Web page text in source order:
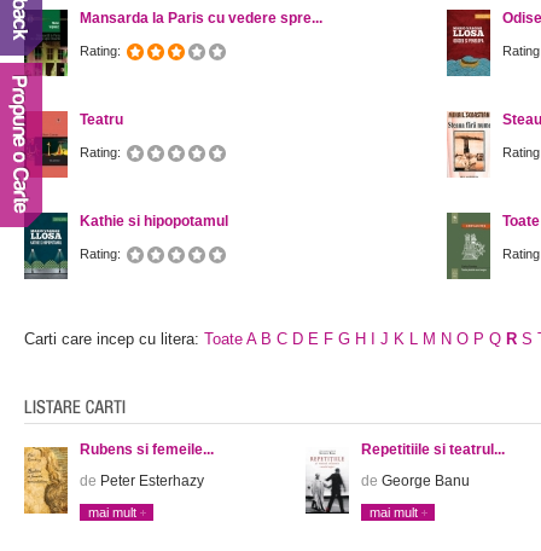
Mansarda la Paris cu vedere spre...
Rating:
Teatru
Rating:
Kathie si hipopotamul
Rating:
Carti care incep cu litera: Toate A B C D E F G H J K L M N O P Q R S
Rubens si femeile...
de Peter Esterhazy
mai mult
Repetitiile si teatrul...
de George Banu
mai mult